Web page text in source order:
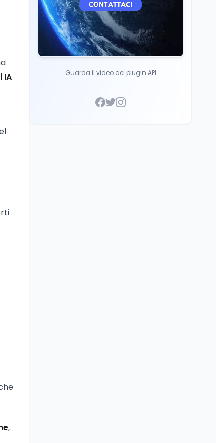
IA
,
Guarda il video del plugin API